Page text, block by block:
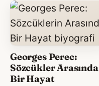
Georges Perec:
Sözcükler Arasında
Bir Hayat